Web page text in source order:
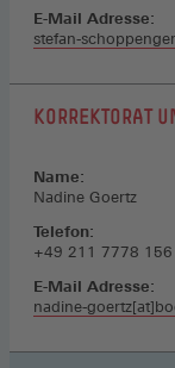
E-Mail Adresse:
stefan-
KORREKTORAT
Name:
Nadine Goertz
Telefon:
+49 211 7778 156
E-Mail Adresse:
nadine-